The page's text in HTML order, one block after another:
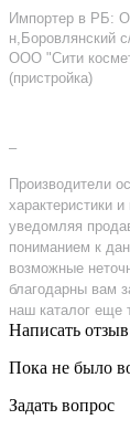
Импортер в РБ:
н,Боровлянский
ООО "Сити
(пристройка)
–
Производители
характеристики
уведомляя
пониманием к
возможные
благодарны вам
наш каталог еще
Написать отзыв
Пока не было
Задать вопрос